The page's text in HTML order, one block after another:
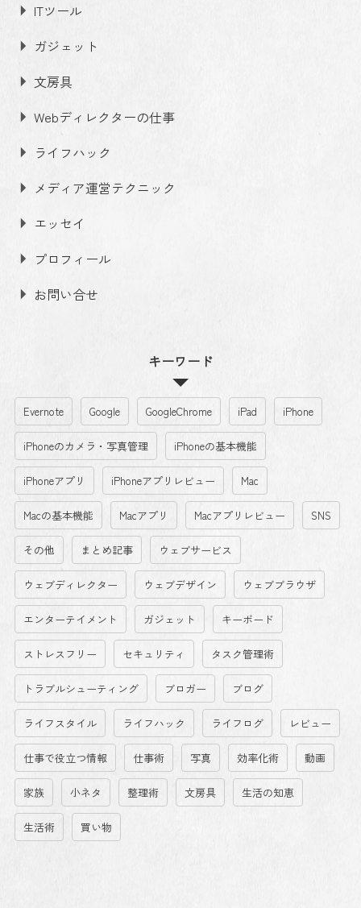
ITツール
ガジェット
文房具
Webディレクターの仕事
ライフハック
メディア運営テクニック
エッセイ
プロフィール
お問い合せ
キーワード
Evernote Google GoogleChrome iPad iPhone
iPhoneのカメラ・写真管理 iPhoneの基本機能
iPhoneアプリ iPhoneアプリレビュー Mac
Macの基本機能 Macアプリ Macアプリレビュー SNS
その他 まとめ記事 ウェブサービス
ウェブディレクター ウェブデザイン ウェブブラウザ
エンターテイメント ガジェット キーボード
ストレスフリー セキュリティ タスク管理術
トラブルシューティング ブロガー ブログ
ライフスタイル ライフハック ライフログ レビュー
仕事で役立つ情報 仕事術 写真 効率化術 動画
家族 小ネタ 整理術 文房具 生活の知恵
生活術 買い物